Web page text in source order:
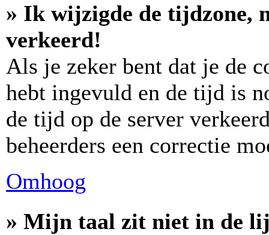
» Ik wijzigde de tijdzone,
verkeerd!
Als je zeker bent dat je de
hebt ingevuld en de tijd is
de tijd op de server
beheerders een correctie
Omhoog
» Mijn taal zit niet in de